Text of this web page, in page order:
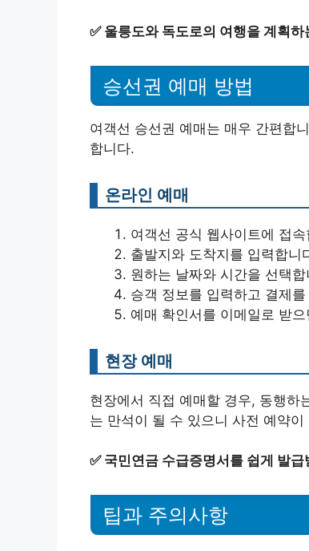
✅ 울릉도와 독도로의 여행을 계획
승선권 예매 방법
여객선 승선권 예매는 매우 간편합
합니다.
온라인 예매
여객선 공식 웹사이트에 접속
출발지와 도착지를 입력합니
원하는 날짜와 시간을 선택합
승객 정보를 입력하고 결제
예매 확인서를 이메일로 받
현장 예매
현장에서 직접 예매할 경우, 동행하
는 만석이 될 수 있으니 사전 예약이
✅ 국민연금 수급증명서를 쉽게 발
팁과 주의사항